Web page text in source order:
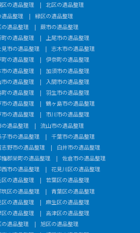
区の遺品整理
北区の遺品整理
遺品整理
緑区の遺品整理
の遺品整理
蕨市の遺品整理
町の遺品整理
上尾市の遺品整理
見市の遺品整理
志木市の遺品整理
町の遺品整理
伊奈町の遺品整理
市の遺品整理
加須市の遺品整理
市の遺品整理
入間市の遺品整理
町の遺品整理
羽生市の遺品整理
市の遺品整理
鶴ヶ島市の遺品整理
市の遺品整理
市川市の遺品整理
の遺品整理
流山市の遺品整理
子市の遺品整理
千葉市の遺品整理
志野市の遺品整理
白井市の遺品整理
旛郡栄町の遺品整理
佐倉市の遺品整理
西市の遺品整理
花見川区の遺品整理
区の遺品整理
若葉区の遺品整理
筑区の遺品整理
青葉区の遺品整理
区の遺品整理
麻生区の遺品整理
区の遺品整理
高津区の遺品整理
の遺品整理
旭区の遺品整理